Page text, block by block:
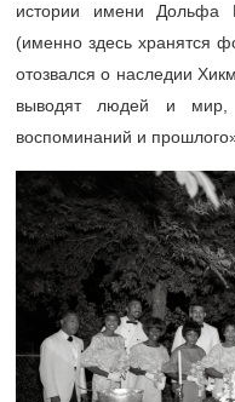
истории имени Дольфа
(именно здесь хранятся
отозвался о наследии
выводят людей и
воспоминаний и